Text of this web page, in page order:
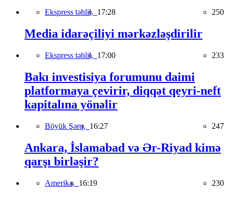
Ekspress təhlil, 17:28 250
Media idarəçiliyi mərkəzləşdirilir
Ekspress təhlil, 17:00 233
Bakı investisiya forumunu daimi
platformaya çevirir, diqqət qeyri-neft
kapitalına yönəlir
Böyük Şərq, 16:27 247
Ankara, İslamabad və Ər-Riyad kimə
qarşı birləşir?
Amerika, 16:19 230